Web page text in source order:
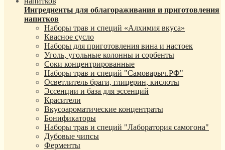
Ингредиенты для облагораживания и приготовления
напитков
Наборы трав и специй «Алхимия вкуса»
Квасное сусло
Наборы для приготовления вина и настоек
Уголь, угольные колонны и сорбенты
Соки концентрированные
Наборы трав и специй "Самоварыч.РФ"
Осветлитель браги, глицерин, кислоты
Эссенции и база для эссенций
Красители
Вкусоароматические концентраты
Бонификаторы
Наборы трав и специй "Лаборатория самогона"
Дубовые чипсы
Ферменты